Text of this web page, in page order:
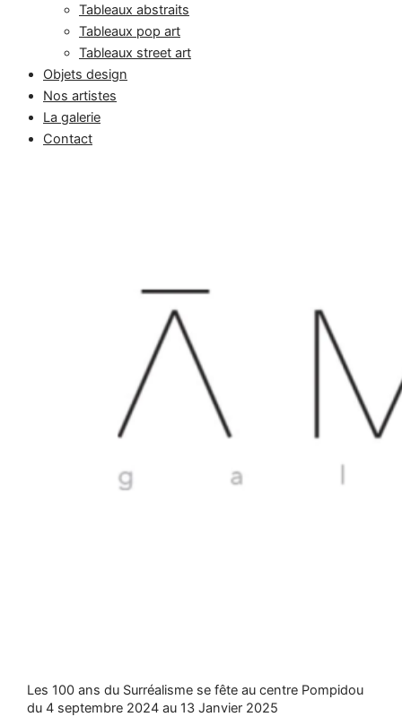
Tableaux abstraits
Tableaux pop art
Tableaux street art
Objets design
Nos artistes
La galerie
Contact
Les 100 ans du Surréalisme se fête au centre Pompidou
du 4 septembre 2024 au 13 Janvier 2025